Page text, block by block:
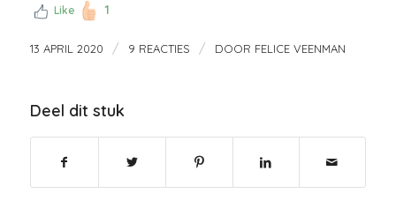
Like 1
13 APRIL 2020 / 9 REACTIES / DOOR FELICE VEENMAN
Deel dit stuk